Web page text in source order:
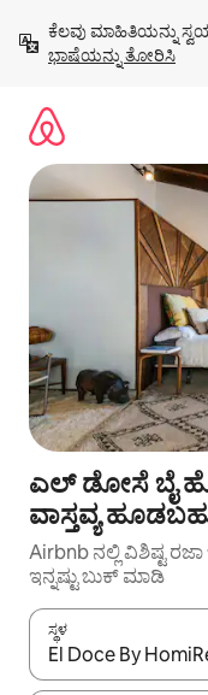
ಹೋಗಿ
ಕೆಲವು ಮಾಹಿತಿಯನ್ನು
ಭಾಷೆಯನ್ನು ತೋರಿಸಿ
ಎಲ್ ಡೋಸೆ ಬೈ
ವಾಸ್ತವ್ಯ
Airbnb ನಲ್ಲಿ ವಿಶಿಷ್ಟ
ಇನ್ನಷ್ಟು ಬುಕ್ ಮಾಡಿ
ಸ್ಥಳ
ಫಲಿತಾಂಶಗಳು